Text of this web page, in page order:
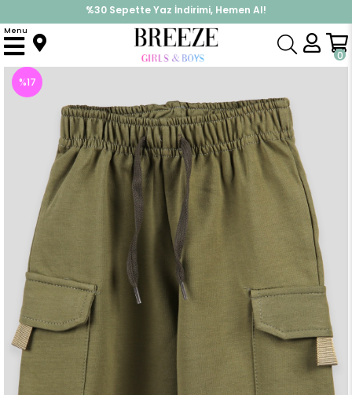
%30 Sepette Yaz İndirimi, Hemen Al!
İndirimlere ek %10 İndirimi Kap, Hemen Üye Ol!
0
Menu
Anasayfa Alt Giyim Kapri & Şort
%17